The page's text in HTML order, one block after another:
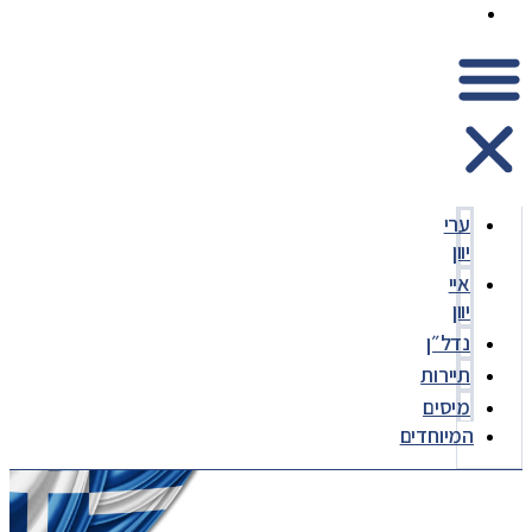
ערי
יוון
איי
יוון
נדל״ן
תיירות
מיסים
המיוחדים